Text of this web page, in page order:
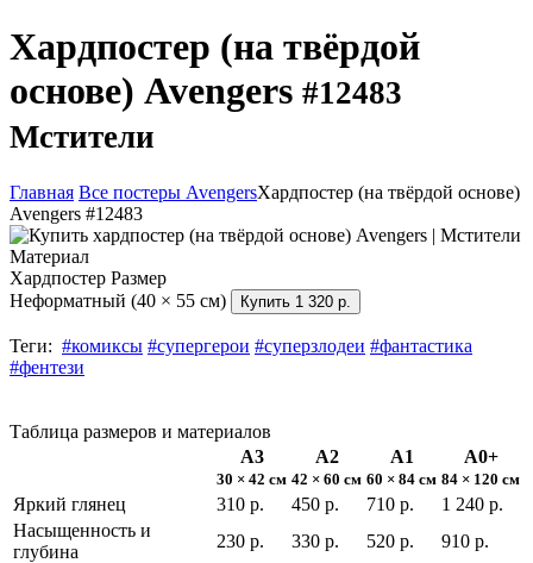
Хардпостер (на твёрдой
основе) Avengers #12483
Мстители
Главная Все постеры AvengersХардпостер (на твёрдой основе)
Avengers #12483
Материал
Хардпостер Размер
Неформатный (40 × 55 см)
Купить 1 320 р.
Теги: #комиксы #супергерои #суперзлодеи #фантастика
#фентези
Таблица размеров и материалов
А3
30 × 42 см
А2
42 × 60 см
А1
60 × 84 см
А0+
84 × 120 см
Яркий глянец 310 р. 450 р. 710 р.
1 240 р.
Насыщенность и
глубина
230 р. 330 р. 520 р.
910 р.